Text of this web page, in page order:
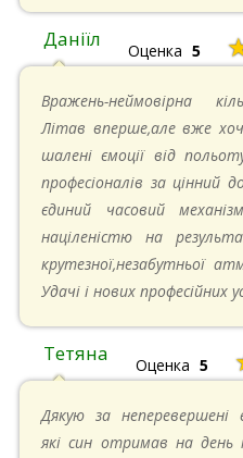
Даніїл Оценка 5
Вражень-неймовірна
Літав вперше,але вже
шалені ємоції від
професіоналів за цінний
єдиний часовий
націленістю на
крутезної,незабутньої
Удачі і нових професійних
Тетяна Оценка 5
Дякую за неперевершені
які син отримав на день